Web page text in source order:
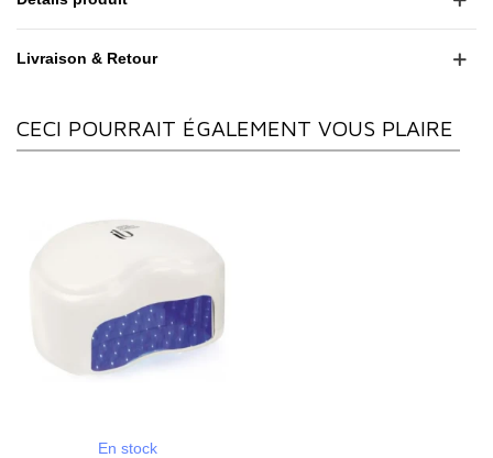
Livraison & Retour
CECI POURRAIT ÉGALEMENT VOUS PLAIRE
En stock